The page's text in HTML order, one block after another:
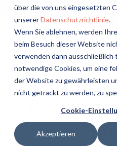
über die von uns eingesetzten
unsererDatenschutzrichtlinie.
Wenn Sie ablehnen, werden
beim Besuch dieser Website
verwenden dann ausschließlich
notwendige Cookies, um eine
der Website zu gewährleisten
nicht getrackt zu werden, zu
Cookie-
Akzeptieren
Unser